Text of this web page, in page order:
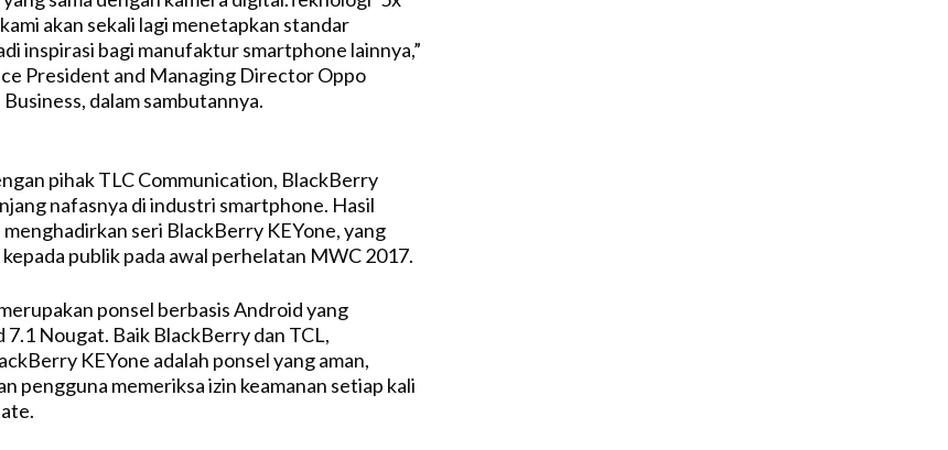
akan sekali lagi menetapkan standar
inspirasi bagi manufaktur smartphone lainnya,”
President and Managing Director Oppo
dalam sambutannya.
pihak TLC Communication, BlackBerry
nafasnya di industri smartphone. Hasil
seri BlackBerry KEYone, yang
publik pada awal perhelatan MWC 2017.
ponsel berbasis Android yang
7.1 Nougat. Baik BlackBerry dan TCL,
KEYone adalah ponsel yang aman,
pengguna memeriksa izin keamanan setiap kali